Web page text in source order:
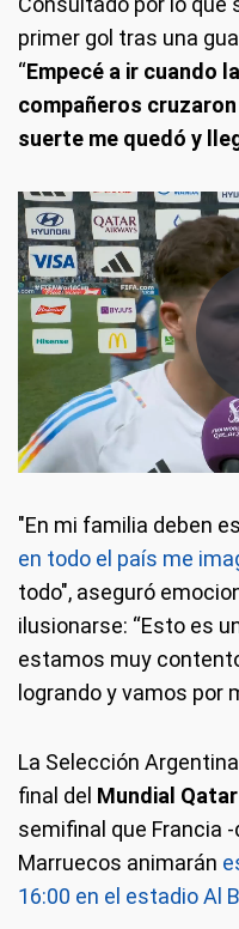
primer gol tras una
“Empecé a ir cuando
compañeros
suerte me quedó y
"En mi familia deben
en todo el país me
todo", aseguró
ilusionarse: “Esto es
estamos muy
logrando y vamos por
La Selección
final del Mundial
semifinal que Francia
Marruecos animarán
16:00 en el estadio Al